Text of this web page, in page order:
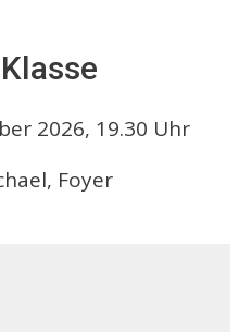
2026, 19.30 Uhr
Foyer